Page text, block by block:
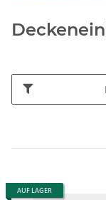
AUF LAGER